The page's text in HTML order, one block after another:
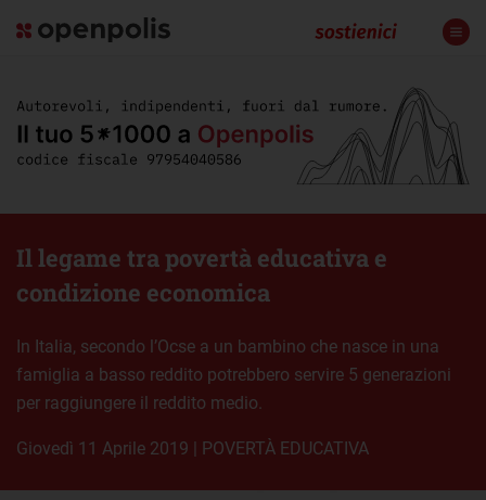
Il legame tra povertà educativa e
condizione economica
In Italia, secondo l’Ocse a un bambino che nasce in una
famiglia a basso reddito potrebbero servire 5 generazioni
per raggiungere il reddito medio.
giovedì 11 Aprile 2019 | POVERTÀ EDUCATIVA